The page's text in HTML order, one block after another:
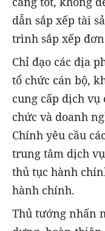
dẫn sắp xếp tài
trình sắp xếp
Chỉ đạo các địa
tổ chức cán bộ,
cung cấp dịch
chức và doanh
Chính yêu cầu
trung tâm dịch
thủ tục hành
hành chính.
Thủ tướng nhấn